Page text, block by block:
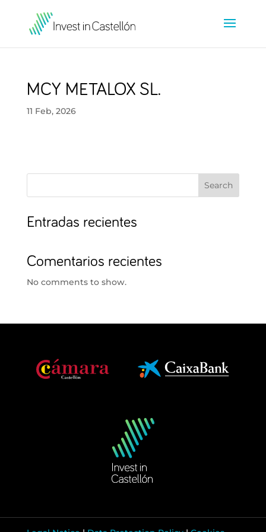
MCY METALOX SL.
11 Feb, 2026
Search
Entradas recientes
Comentarios recientes
No comments to show.